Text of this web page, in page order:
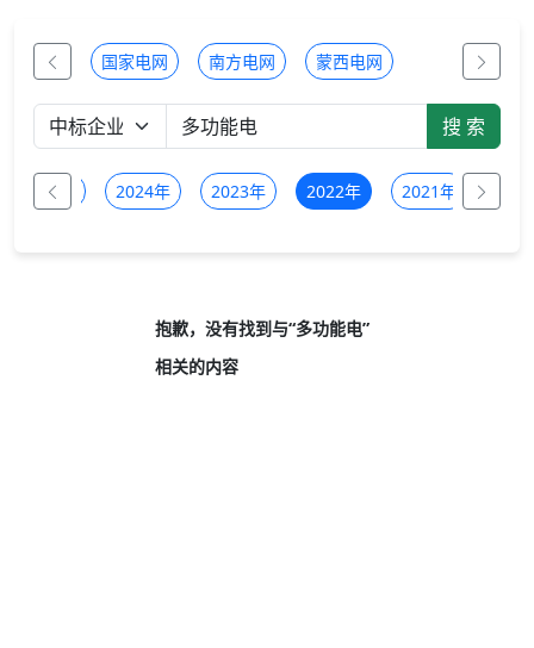
国家电网 南方电网 蒙西电网
2025年 2024年 2023年 2022年 2021年
抱歉，没有找到与“多功能电”
相关的内容